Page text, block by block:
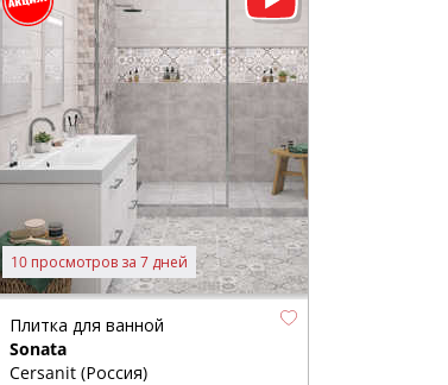
10 просмотров за 7 дней
Плитка для ванной
Sonata
Cersanit (Россия)